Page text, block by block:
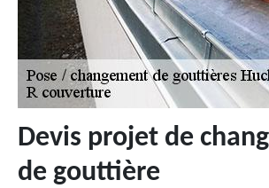
Devis projet de
de gouttière